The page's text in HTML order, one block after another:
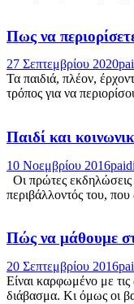
Πως να
27 Σεπτεμβρίου 2020
Τα παιδιά, πλέον,
τρόπος για να
Παιδί και
10 Νοεμβρίου 2016
Οι πρώτες
περιβάλλοντός του,
Πώς να μάθουμε
20 Σεπτεμβρίου 2016
Είναι καρφωμένο με
διάβασμα. Κι όμως οι